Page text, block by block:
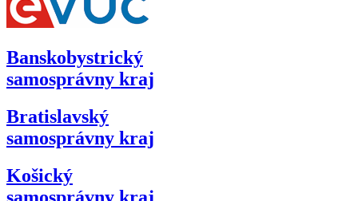
Banskobystrický
samosprávny kraj
Bratislavský
samosprávny kraj
Košický
samosprávny kraj